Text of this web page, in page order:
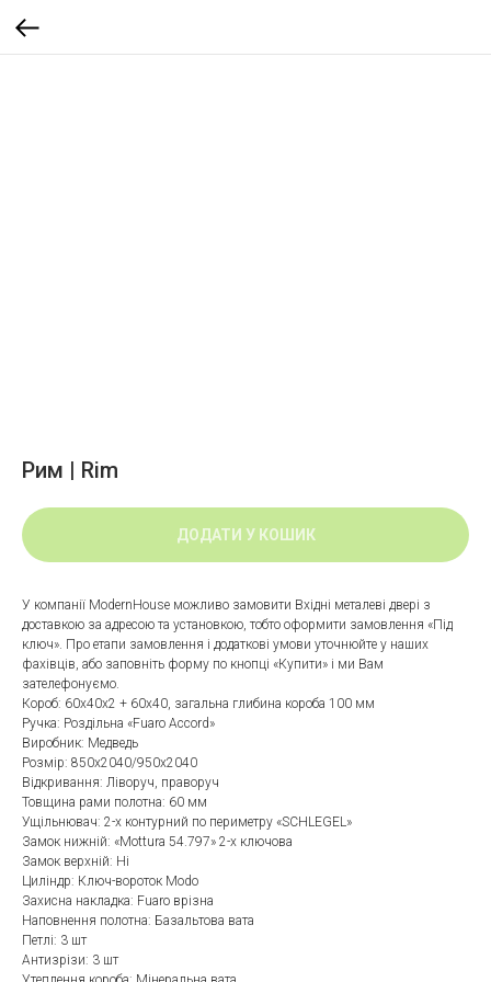
Рим | Rim
ДОДАТИ У КОШИК
У компанії ModernHouse можливо замовити Вхідні металеві двері з
доставкою за адресою та установкою, тобто оформити замовлення «Під
ключ». Про етапи замовлення і додаткові умови уточнюйте у наших
фахівців, або заповніть форму по кнопці «Купити» і ми Вам
зателефонуємо.
Короб: 60x40x2 + 60x40, загальна глибина короба 100 мм
Ручка: Роздільна «Fuaro Accord»
Виробник: Медведь
Розмір: 850x2040/950x2040
Відкривання: Ліворуч, праворуч
Товщина рами полотна: 60 мм
Ущільнювач: 2-х контурний по периметру «SCHLEGEL»
Замок нижній: «Mottura 54.797» 2-х ключова
Замок верхній: Ні
Циліндр: Ключ-вороток Modo
Захисна накладка: Fuaro врізна
Наповнення полотна: Базальтова вата
Петлі: 3 шт
Антизрізи: 3 шт